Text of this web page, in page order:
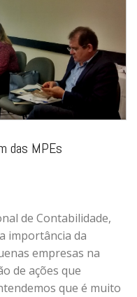
das MPEs
de Contabilidade,
importância da
empresas na
de ações que
que é muito